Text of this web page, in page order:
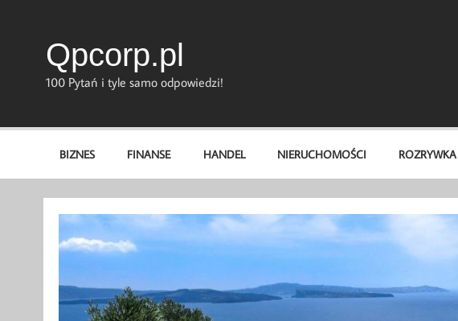
Qpcorp.pl
100 Pytań i tyle samo odpowiedzi!
BIZNES FINANSE HANDEL NIERUCHOMOŚCI ROZRYWKA